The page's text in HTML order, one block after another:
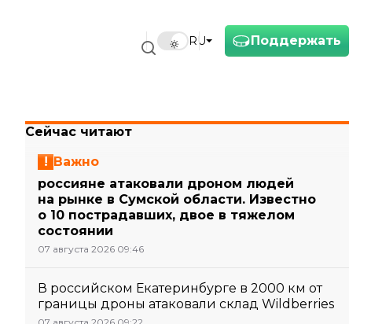
Поддержать
RU
Сейчас читают
Важно
россияне атаковали дроном людей
на рынке в Сумской области. Известно
о 10 пострадавших, двое в тяжелом
состоянии
07 августа 2026 09:46
В российском Екатеринбурге в 2000 км от
границы дроны атаковали склад Wildberries